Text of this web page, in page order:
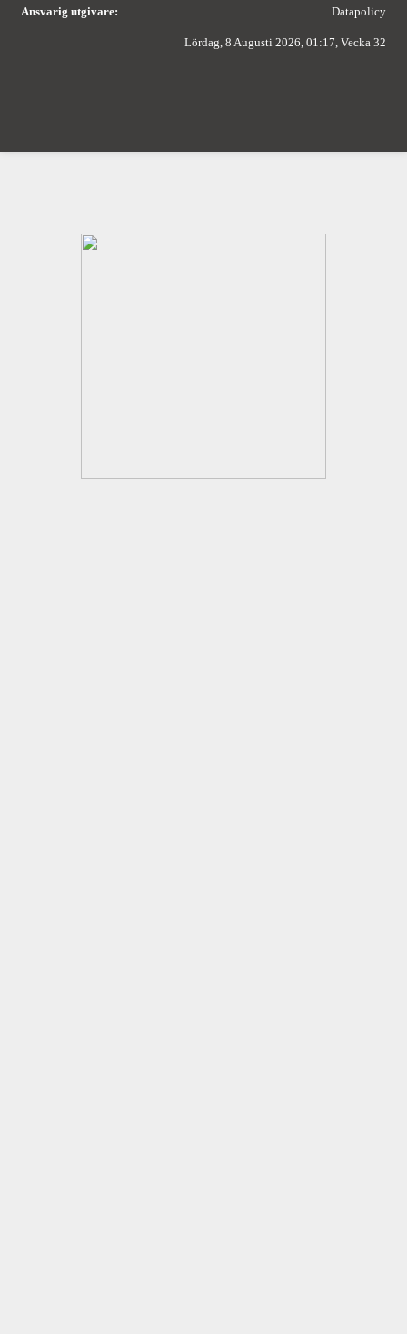
Ansvarig utgivare: Datapolicy
Lördag, 8 Augusti 2026, 01:17, Vecka 32